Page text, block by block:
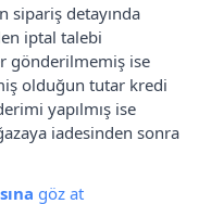
sipariş detayında
iptal talebi
gönderilmemiş ise
olduğun tutar kredi
yapılmış ise
iadesinden sonra
göz at